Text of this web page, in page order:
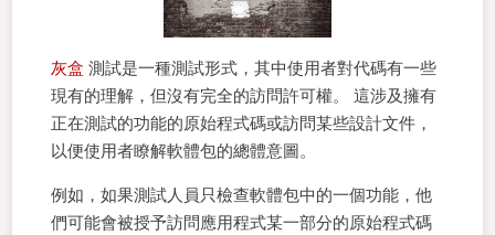
灰盒 測試是一種測試形式，其中使用者對代碼有一些
現有的理解，但沒有完全的訪問許可權。 這涉及擁有
正在測試的功能的原始程式碼或訪問某些設計文件，
以便使用者瞭解軟體包的總體意圖。
例如，如果測試人員只檢查軟體包中的一個功能，他
們可能會被授予訪問應用程式某一部分的原始程式碼